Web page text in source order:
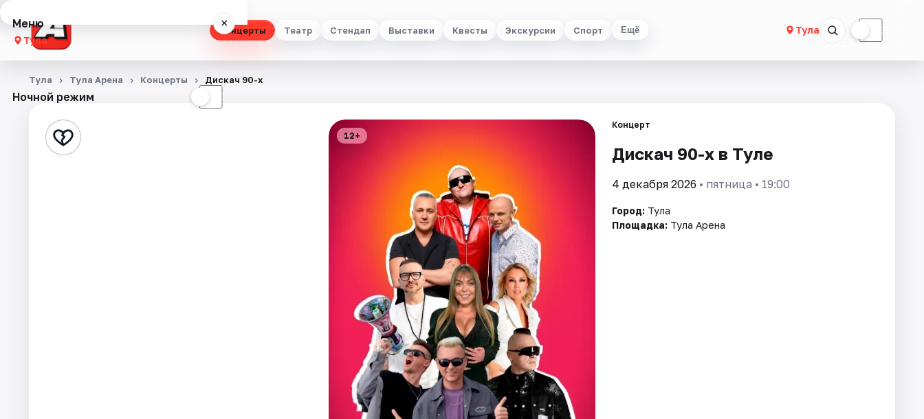
Концерты Театр Стендап Выставки Квесты Экскурсии Спорт Ещё Тула ☾
Меню ×
Тула
Концерты
Стендап
Ночной режим ☾
Тула Тула Арена Концерты Дискач 90-х
12+
Концерт
Дискач 90-х в Туле
4 декабря 2026 • пятница • 19:00
Город: Тула
Площадка: Тула Арена